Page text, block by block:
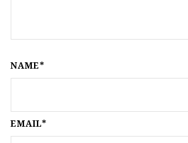
NAME*
EMAIL*